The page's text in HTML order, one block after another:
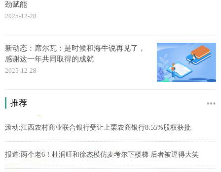
劲赋能
2025-12-28
新动态：席尔瓦：是时候和海牛说再见了，
感谢这一年共同取得的成就
2025-12-28
推荐
滚动:江西农村商业联合银行受让上栗农商银行8.55%股权获批
报道:两个老6！杜润旺和徐杰模仿麦考尔下楼梯 后者被逗得大笑